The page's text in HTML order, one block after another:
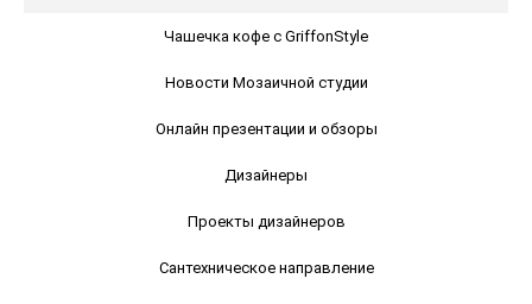
Чашечка кофе с GriffonStyle
Новости Мозаичной студии
Онлайн презентации и обзоры
Дизайнеры
Проекты дизайнеров
Сантехническое направление